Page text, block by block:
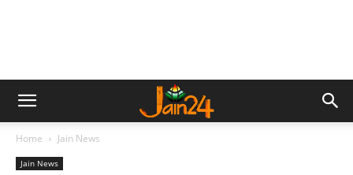
Home Jain News
Jain News